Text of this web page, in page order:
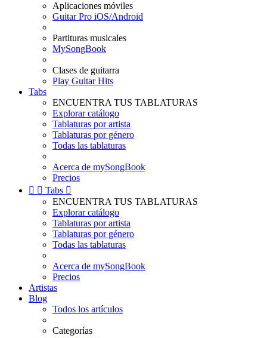
Aplicaciones móviles
Guitar Pro iOS/Android
Partituras musicales
MySongBook
Clases de guitarra
Play Guitar Hits
Tabs
ENCUENTRA TUS TABLATURAS
Explorar catálogo
Tablaturas por artista
Tablaturas por género
Todas las tablaturas
Acerca de mySongBook
Precios
  Tabs 
ENCUENTRA TUS TABLATURAS
Explorar catálogo
Tablaturas por artista
Tablaturas por género
Todas las tablaturas
Acerca de mySongBook
Precios
Artistas
Blog
Todos los artículos
Categorías